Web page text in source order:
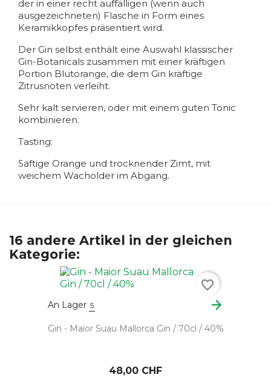
der in einer recht auffälligen (wenn auch
ausgezeichneten) Flasche in Form eines
Keramikkopfes präsentiert wird.
Der Gin selbst enthält eine Auswahl klassischer
Gin-Botanicals zusammen mit einer kräftigen
Portion Blutorange, die dem Gin kräftige
Zitrusnoten verleiht.
Sehr kalt servieren, oder mit einem guten Tonic
kombinieren.
Tasting:
Saftige Orange und trocknender Zimt, mit
weichem Wacholder im Abgang.
16 andere Artikel in der gleichen
Kategorie:
An Lager 5 arrow_forward
Gin - Maior Suau Mallorca Gin / 70cl / 40%
48,00 CHF
favorite_border